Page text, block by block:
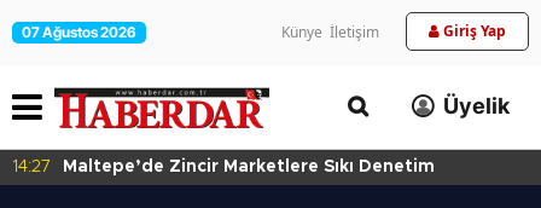
07 Ağustos 2026 Künye İletişim Giriş Yap
Üyelik
14:27 Maltepe’de Zincir Marketlere Sıkı Denetim